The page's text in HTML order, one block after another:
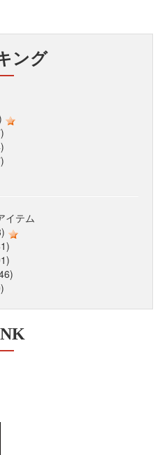
ング
イテム